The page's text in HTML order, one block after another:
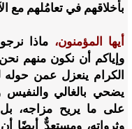
بأخلاقهم في تعامُلهم مع
أيها المؤمنون، ماذا
وإياكم أن نكون منهم
الكرام ينعزل عمن
يضحي بالغالي
على ما يريح مزاجه،
وثرواته، ومستعدٌّ أيضًا